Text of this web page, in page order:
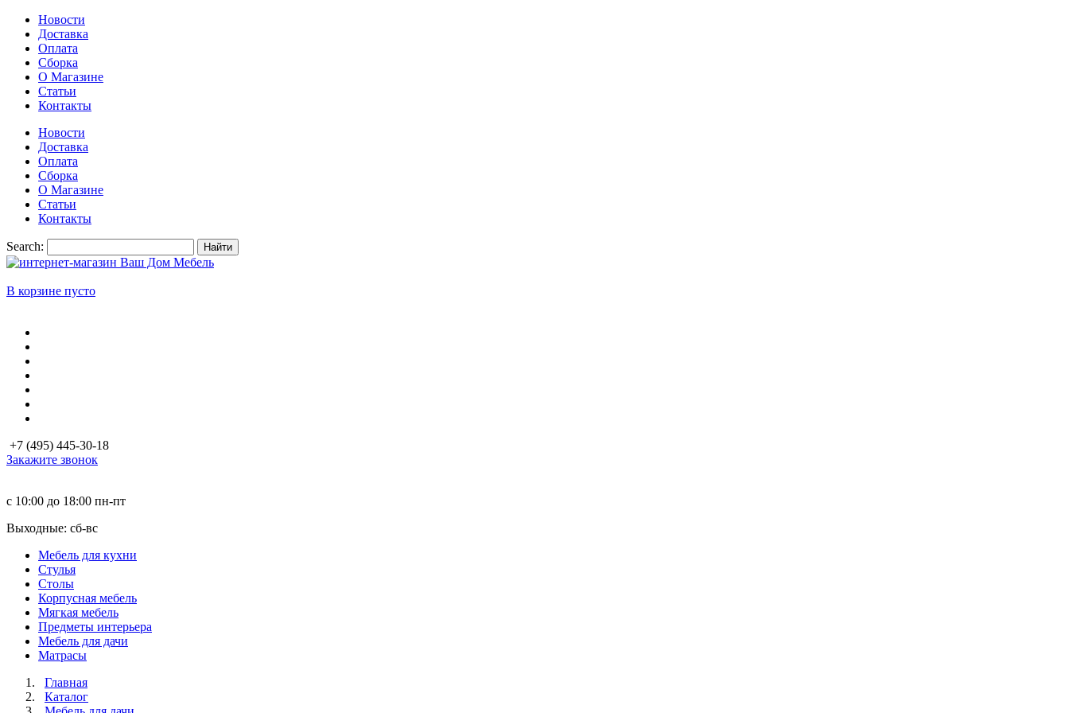
Новости
Доставка
Оплата
Сборка
О Магазине
Статьи
Контакты
Новости
Доставка
Оплата
Сборка
О Магазине
Статьи
Контакты
Search: Найти
В корзине пусто
+7 (495) 445-30-18
Закажите звонок
с 10:00 до 18:00 пн-пт
Выходные: сб-вc
Мебель для кухни
Стулья
Столы
Корпусная мебель
Мягкая мебель
Предметы интерьера
Мебель для дачи
Матраcы
Главная
Каталог